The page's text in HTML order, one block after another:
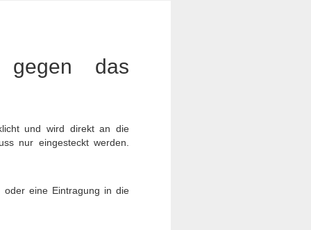
gegen das
und wird direkt an die
nur eingesteckt werden.
oder eine Eintragung in die